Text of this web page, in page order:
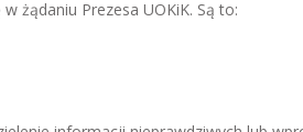
żądaniu Prezesa UOKiK. Są to: